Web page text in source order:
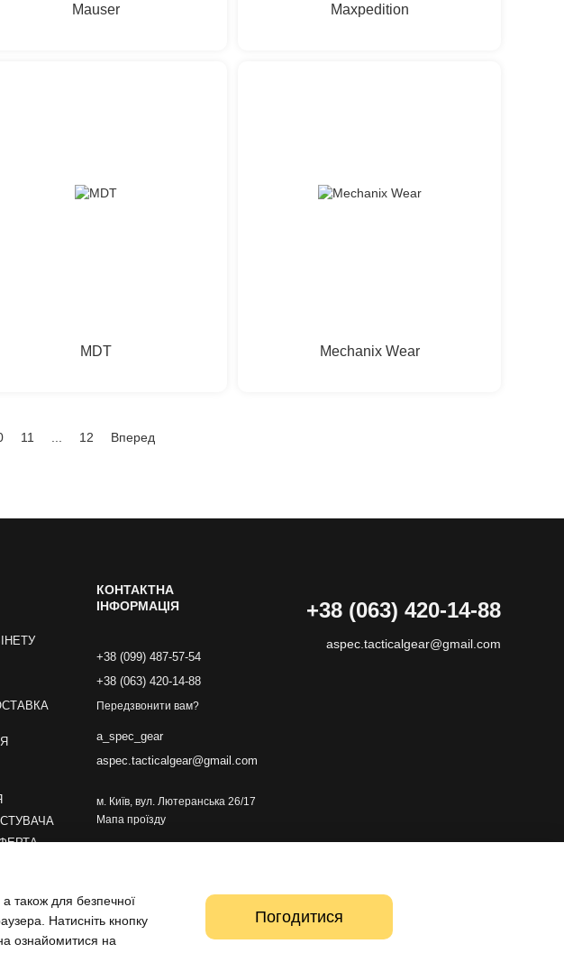
Mauser Maxpedition
MDT Mechanix Wear
11 ... 12 Вперед
КОНТАКТНА
ІНФОРМАЦІЯ
+38 (099) 487-57-54
+38 (063) 420-14-88
Передзвонити вам?
a_spec_gear
aspec.tacticalgear@gmail.com
м. Київ, вул. Лютеранська 26/17
Мапа проїзду
+38 (063) 420-14-88
aspec.tacticalgear@gmail.com
також для безпечної
Натисніть кнопку
ознайомитися на
Погодитися